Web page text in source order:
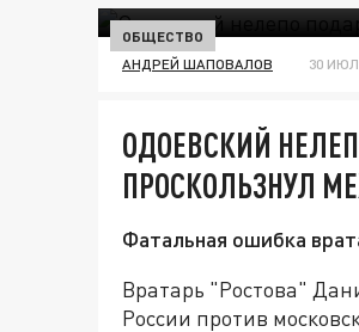
ОБЩЕСТВО
АНДРЕЙ ШАПОВАЛОВ 30
ОДОЕВСКИЙ
ПРОСКОЛЬЗНУЛ
Фатальная ошибка
Вратарь "Ростова"
России против